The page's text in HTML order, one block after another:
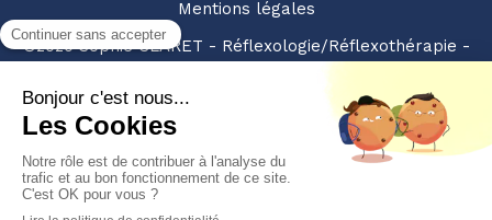
Mentions légales
©2020 Sophie CLARET - Réflexologie/Réflexothérapie -
Partenariat retrouvez-nous également sur : les pros
Création et référencement du site par Simplébo